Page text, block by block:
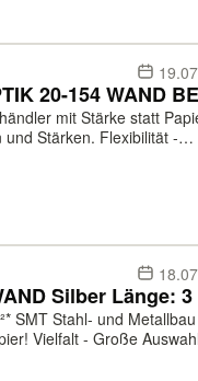
mit Stärke statt
Stärken. Flexibilität -
Service - fachkundige
Vielfalt - Große
und in großen